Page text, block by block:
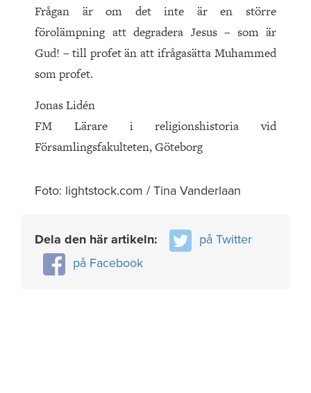
Frågan är om det inte är en större
förolämpning att degradera Jesus – som är
Gud! – till profet än att ifrågasätta Muhammed
som profet.
Jonas Lidén
FM Lärare i religionshistoria vid
Församlingsfakulteten, Göteborg
Foto: lightstock.com / Tina Vanderlaan
Dela den här artikeln:
på Twitter
på Facebook